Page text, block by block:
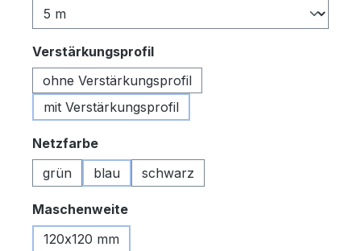
Verstärkungsprofilauswählen
ohne Verstärkungsprofil
mit Verstärkungsprofil
Netzfarbeauswählen
grün
blau schwarz
Maschenweiteauswählen
120x120 mm